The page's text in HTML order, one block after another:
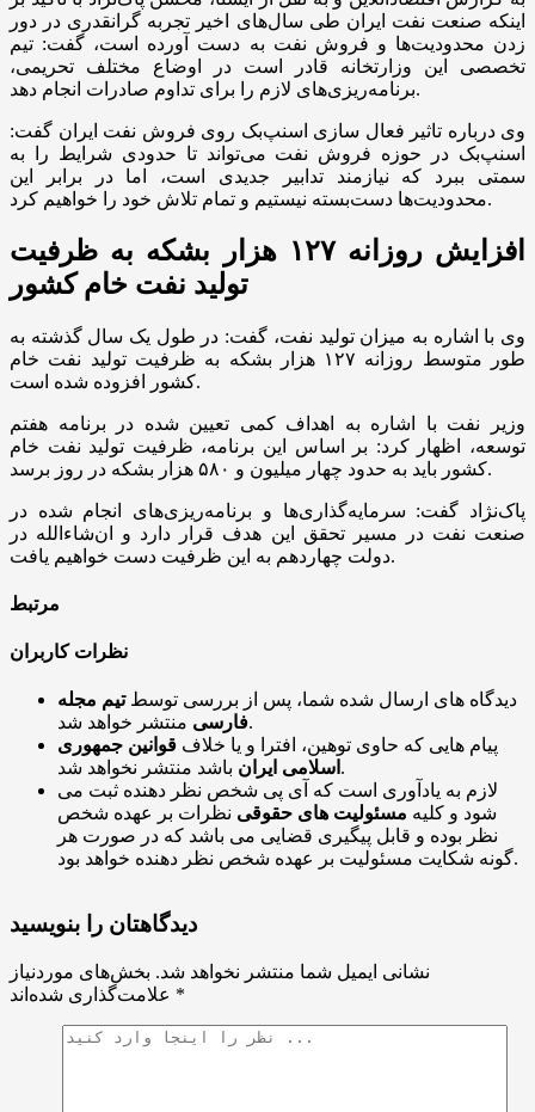
اینکه صنعت نفت ایران طی سال‌های اخیر تجربه گرانقدری در دور
زدن محدودیت‌ها و فروش نفت به دست آورده است، گفت: تیم
تخصصی این وزارتخانه قادر است در اوضاع مختلف تحریمی،
برنامه‌ریزی‌های لازم را برای تداوم صادرات انجام دهد.
وی درباره تاثیر فعال سازی اسنپ‌بک روی فروش نفت ایران گفت:
اسنپ‌بک در حوزه فروش نفت می‌تواند تا حدودی شرایط را به
سمتی ببرد که نیازمند تدابیر جدیدی است، اما در برابر این
محدودیت‌ها دست‌بسته نیستیم و تمام تلاش خود را خواهیم کرد.
افزایش روزانه ۱۲۷ هزار بشکه به ظرفیت
تولید نفت خام کشور
وی با اشاره به میزان تولید نفت، گفت: در طول یک سال گذشته به
طور متوسط روزانه ۱۲۷ هزار بشکه به ظرفیت تولید نفت خام
کشور افزوده شده است.
وزیر نفت با اشاره به اهداف کمی تعیین شده در برنامه هفتم
توسعه، اظهار کرد: بر اساس این برنامه، ظرفیت تولید نفت خام
کشور باید به حدود چهار میلیون و ۵۸۰ هزار بشکه در روز برسد.
پاک‌نژاد گفت: سرمایه‌گذاری‌ها و برنامه‌ریزی‌های انجام شده در
صنعت نفت در مسیر تحقق این هدف قرار دارد و ان‌شاءالله در
دولت چهاردهم به این ظرفیت دست خواهیم یافت.
مرتبط
نظرات کاربران
دیدگاه های ارسال شده شما، پس از بررسی توسطتیم مجله
فارسیمنتشر خواهد شد.
پیام هایی که حاوی توهین، افترا و یا خلاف قوانین جمهوری
اسلامی ایران باشد منتشر نخواهد شد.
لازم به یادآوری است که آی پی شخص نظر دهنده ثبت می
شود و کلیه مسئولیت های حقوقی نظرات بر عهده شخص
نظر بوده و قابل پیگیری قضایی می باشد که در صورت هر
گونه شکایت مسئولیت بر عهده شخص نظر دهنده خواهد بود.
دیدگاهتان را بنویسید
نشانی ایمیل شما منتشر نخواهد شد. بخش‌های موردنیاز
*